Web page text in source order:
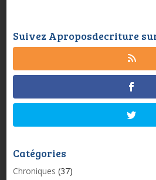
Suivez Aproposdecriture
Catégories
Chroniques (37)